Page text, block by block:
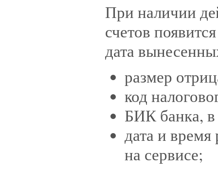
При наличии
счетов
дата
размер
код
БИК банка,
дата и
на сервисе;